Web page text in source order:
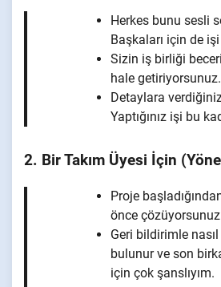
Herkes bunu sesli
Başkaları için de
Sizin iş birliği
hale
Detaylara
Yaptığınız işi bu
2. Bir Takım Üyesi İçin
Proje
önce
Geri bildirimle
bulunur ve son
için çok şanslıyım.